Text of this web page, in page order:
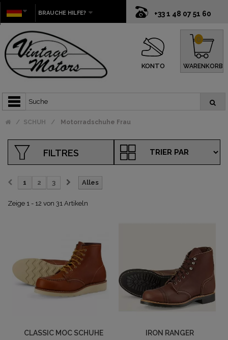
+33 1 48 07 51 60
BRAUCHE HILFE?
KONTO WARENKORB
0
SCHUH Motorradschuhe Frau
FILTRES
Alles
1 2 3
Zeige 1 - 12 von 31 Artikeln
CLASSIC MOC SCHUHE
IRON RANGER